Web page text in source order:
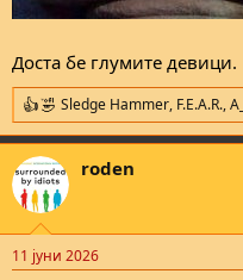
Доста бе глумите девици.
R
e
a
c
t
i
s
Sledge Hammer, F.E.A.R.,A__
roden
11 јуни 2026